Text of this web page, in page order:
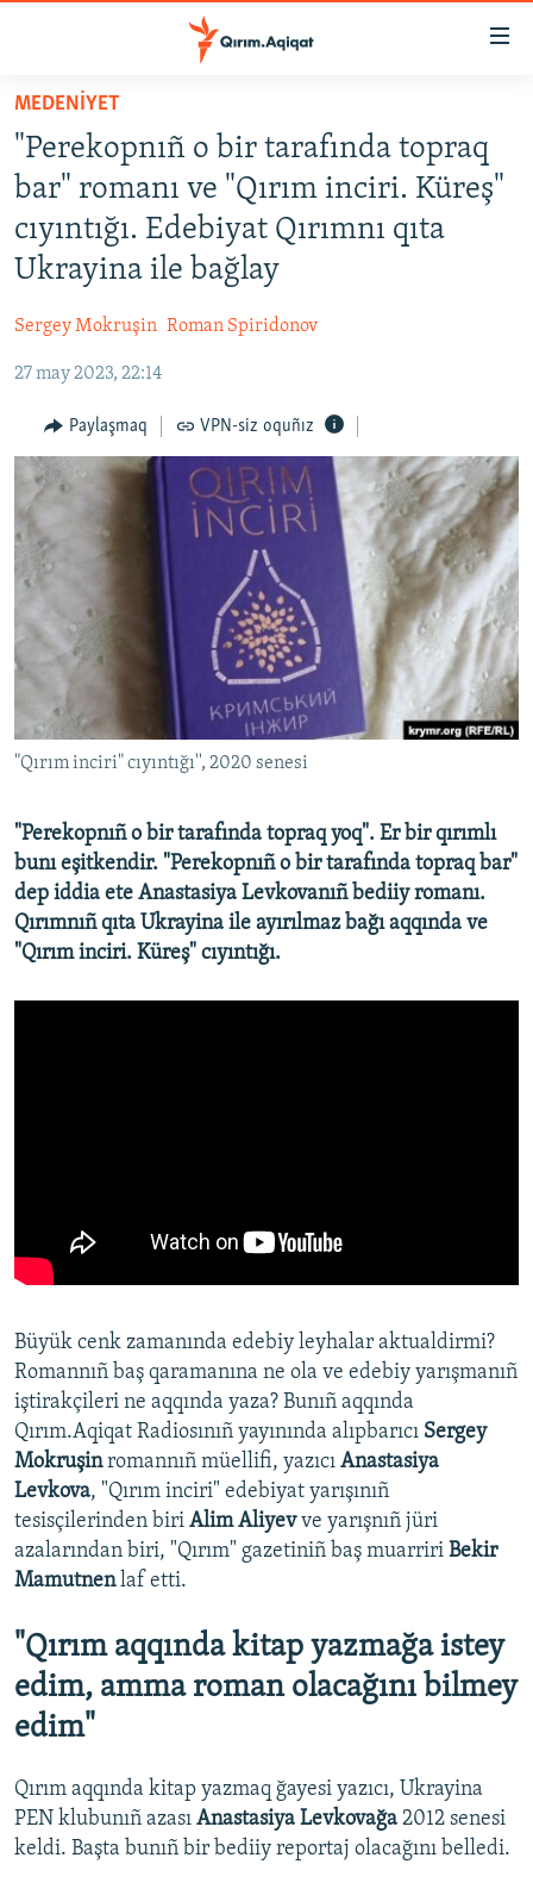
Esas
qaytmaq
Baş
navigatsiyağa
qaytmaq
Qıdıruvğa
HABERLER
SİYASET
İQTİSADİYAT
CEMİYET
İNSAN AQLARI
VİDEO
SÜRET
BLOGLAR
FİKİR
Русский
Українською
QOŞULIÑIZ!
MEDENİYET
"Perekopnıñ o bir tarafında topraq
bar" romanı ve "Qırım inciri. Küreş"
cıyıntığı. Edebiyat Qırımnı qıta
Ukrayina ile bağlay
Sergey Mokruşin Roman Spiridonov
27 may 2023, 22:14
Paylaşmaq VPN-siz oquñız
"Qırım inciri" cıyıntığı'', 2020 senesi
"Perekopnıñ o bir tarafında topraq yoq". Er bir qırımlı
bunı eşitkendir. "Perekopnıñ o bir tarafında topraq bar"
dep iddia ete Anastasiya Levkovanıñ bediiy romanı.
Qırımnıñ qıta Ukrayina ile ayırılmaz bağı aqqında ve
"Qırım inciri. Küreş" cıyıntığı.
Büyük cenk zamanında edebiy leyhalar aktualdirmi?
Romannıñ baş qaramanına ne ola ve edebiy yarışmanıñ
iştirakçileri ne aqqında yaza? Bunıñ aqqında
Qırım.Aqiqat Radiosınıñ yayınında alıpbarıcı Sergey
Mokruşinromannıñ müellifi, yazıcı Anastasiya
Levkova, "Qırım inciri" edebiyat yarışınıñ
tesisçilerinden biri Alim Aliyevve yarışnıñ jüri
azalarından biri, "Qırım" gazetiniñ baş muarriri Bekir
Mamutnenlaf etti.
"Qırım aqqında kitap yazmağa istey
edim, amma roman olacağını bilmey
edim"
Qırım aqqında kitap yazmaq ğayesi yazıcı, Ukrayina
PEN klubunıñ azası Anastasiya Levkovağa 2012 senesi
keldi. Başta bunıñ bir bediiy reportaj olacağını belledi.